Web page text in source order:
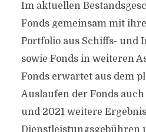
Im aktuellen
Fonds gemeinsam mit
Portfolio aus Schiffs- und
sowie Fonds in weiteren
Fonds erwartet aus dem
Auslaufen der Fonds
und 2021 weitere
Dienstleistungsgebühren